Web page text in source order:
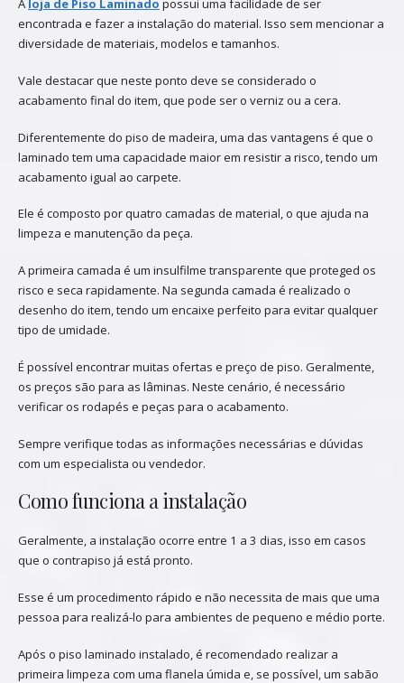
A loja de Piso Laminado possui uma facilidade de ser
encontrada e fazer a instalação do material. Isso sem mencionar a
diversidade de materiais, modelos e tamanhos.
Vale destacar que neste ponto deve se considerado o
acabamento final do item, que pode ser o verniz ou a cera.
Diferentemente do piso de madeira, uma das vantagens é que o
laminado tem uma capacidade maior em resistir a risco, tendo um
acabamento igual ao carpete.
Ele é composto por quatro camadas de material, o que ajuda na
limpeza e manutenção da peça.
A primeira camada é um insulfilme transparente que proteged os
risco e seca rapidamente. Na segunda camada é realizado o
desenho do item, tendo um encaixe perfeito para evitar qualquer
tipo de umidade.
É possível encontrar muitas ofertas e preço de piso. Geralmente,
os preços são para as lâminas. Neste cenário, é necessário
verificar os rodapés e peças para o acabamento.
Sempre verifique todas as informações necessárias e dúvidas
com um especialista ou vendedor.
Como funciona a instalação
Geralmente, a instalação ocorre entre 1 a 3 dias, isso em casos
que o contrapiso já está pronto.
Esse é um procedimento rápido e não necessita de mais que uma
pessoa para realizá-lo para ambientes de pequeno e médio porte.
Após o piso laminado instalado, é recomendado realizar a
primeira limpeza com uma flanela úmida e, se possível, um sabão